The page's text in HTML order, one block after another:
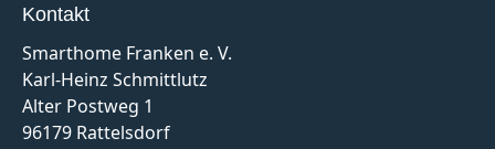
Kontakt
Smarthome Franken e. V.
Karl-Heinz Schmittlutz
Alter Postweg 1
96179 Rattelsdorf